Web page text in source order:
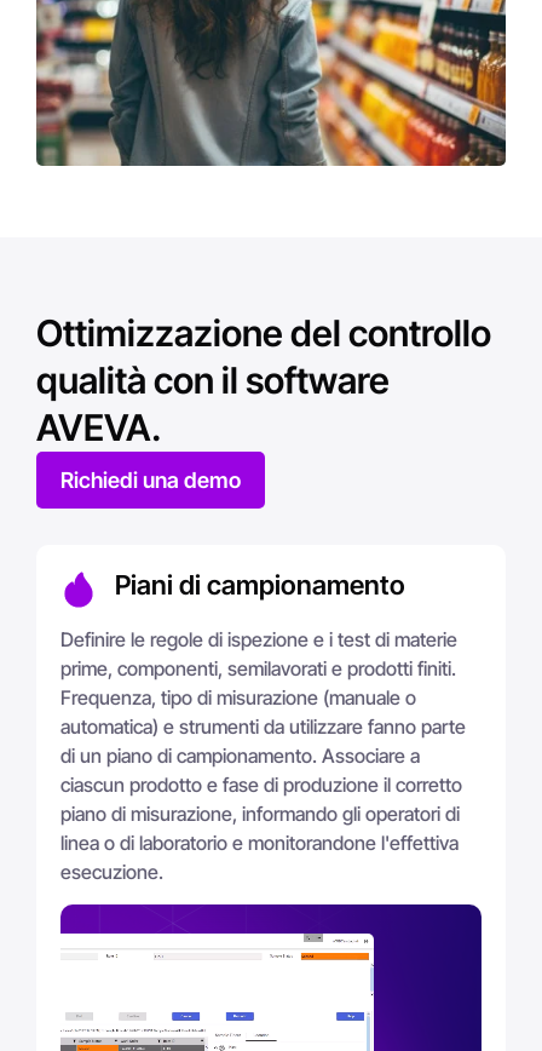
Ottimizzazione del controllo
qualità con il software
AVEVA.
Richiedi una demo
Piani di campionamento
Definire le regole di ispezione e i test di materie
prime, componenti, semilavorati e prodotti finiti.
Frequenza, tipo di misurazione (manuale o
automatica) e strumenti da utilizzare fanno parte
di un piano di campionamento. Associare a
ciascun prodotto e fase di produzione il corretto
piano di misurazione, informando gli operatori di
linea o di laboratorio e monitorandone l'effettiva
esecuzione.